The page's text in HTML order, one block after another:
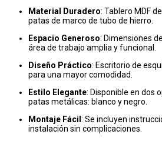
Material Duradero: Tablero MDF
patas de marco de tubo de hierro.
Espacio Generoso: Dimensiones
área de trabajo amplia y funcional.
Diseño Práctico: Escritorio de
para una mayor comodidad.
Estilo Elegante: Disponible en dos
patas metálicas: blanco y negro.
Montaje Fácil : Se incluyen
instalación sin complicaciones.